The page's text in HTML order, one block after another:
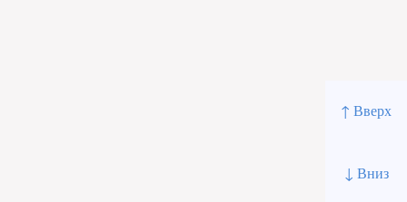
↑ Вверх
↓ Вниз